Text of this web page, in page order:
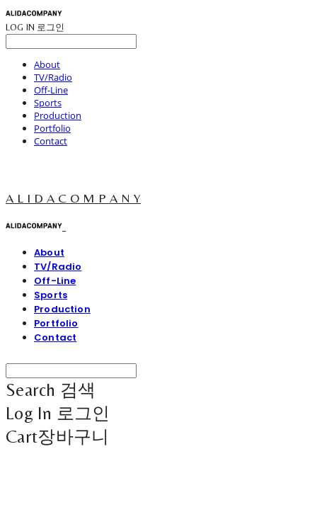
LOG IN 로그인
About
TV/Radio
Off-Line
Sports
Production
Portfolio
Contact
A L I D A C O M P A N Y
About
TV/Radio
Off-Line
Sports
Production
Portfolio
Contact
Search 검색
Log In 로그인
Cart장바구니